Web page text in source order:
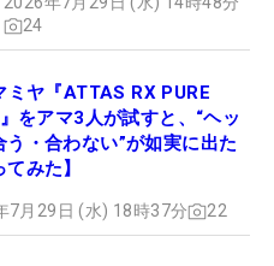
24
ミヤ『ATTAS RX PURE
をアマ3人が試すと、“ヘッ
う・合わない”が如実に出た
てみた】
7月29日 (水) 18時37分 22